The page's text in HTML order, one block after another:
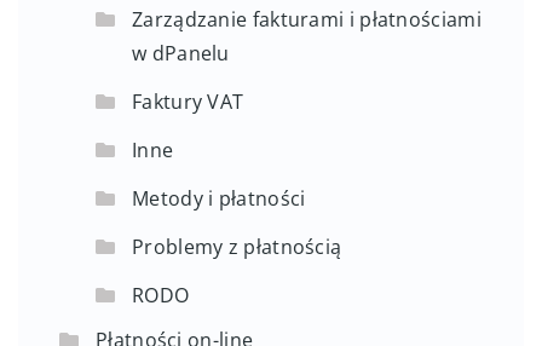
Zarządzanie fakturami i płatnościami
w dPanelu
Faktury VAT
Inne
Metody i płatności
Problemy z płatnością
RODO
Płatności on-line